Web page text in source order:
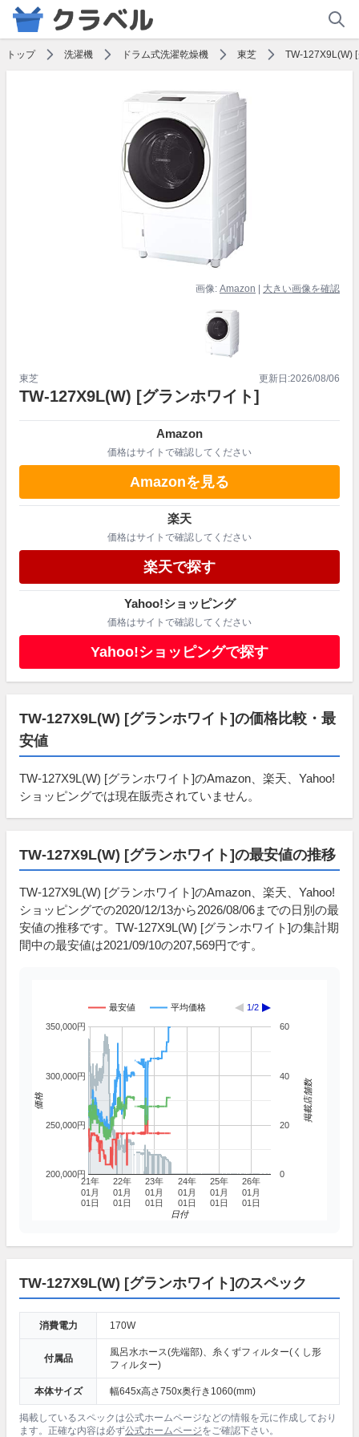
トップ 洗濯機 ドラム式洗濯乾燥機 東芝 TW-127X9L(W)
画像: Amazon 大きい画像を確認
東芝
TW-127X9L(W) [グランホワイト]
更新日:2026/08/06
Amazon
価格はサイトで確認してください
Amazonを見る
楽天
価格はサイトで確認してください
楽天で探す
Yahoo!ショッピング
価格はサイトで確認してください
Yahoo!ショッピングで探す
TW-127X9L(W) [グランホワイト]の価格比較・最
安値
TW-127X9L(W) [グランホワイト]のAmazon、楽天、Yahoo!
ショッピングでは現在販売されていません。
TW-127X9L(W) [グランホワイト]の最安値の推移
TW-127X9L(W) [グランホワイト]のAmazon、楽天、Yahoo!
ショッピングでの2020/12/13から2026/08/06までの日別の最
安値の推移です。TW-127X9L(W) [グランホワイト]の集計期
間中の最安値は2021/09/10の207,569円です。
最安値 平均価格 1/2
21年
01月
01日
22年
01月
01日
23年
01月
01日
24年
01月
01日
25年
01月
01日
26年
01月
01日
200,000円
250,000円
300,000円
350,000円
0
20
40
60
日付
価格 掲載店舗数
TW-127X9L(W) [グランホワイト]のスペック
消費電力 170W
付属品
風呂水ホース(先端部)、糸くずフィルター(くし形
フィルター)
本体サイズ 幅645x高さ750x奥行き1060(mm)
掲載しているスペックは公式ホームページなどの情報を元に作成しており
ます。正確な内容は必ず公式ホームページをご確認下さい。